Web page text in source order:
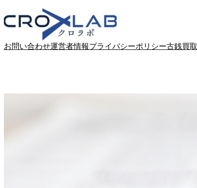
to
content
お問い合わせ運営者情報プライバシーポリシー古銭買取